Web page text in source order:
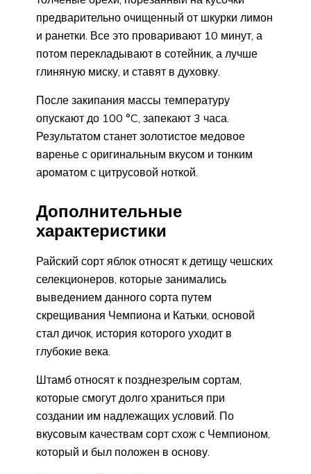
предварительно очищенный от шкурки лимон
и ранетки. Все это проваривают 10 минут, а
потом перекладывают в сотейник, а лучше
глиняную миску, и ставят в духовку.
После закипания массы температуру
опускают до 100 °C, запекают 3 часа.
Результатом станет золотистое медовое
варенье с оригинальным вкусом и тонким
ароматом с цитрусовой ноткой.
Дополнительные
характеристики
Райский сорт яблок относят к детищу чешских
селекционеров, которые занимались
выведением данного сорта путем
скрещивания Чемпиона и Катьки, основой
стал дичок, история которого уходит в
глубокие века.
Штамб относят к позднезрелым сортам,
которые смогут долго храниться при
создании им надлежащих условий. По
вкусовым качествам сорт схож с Чемпионом,
который и был положен в основу.